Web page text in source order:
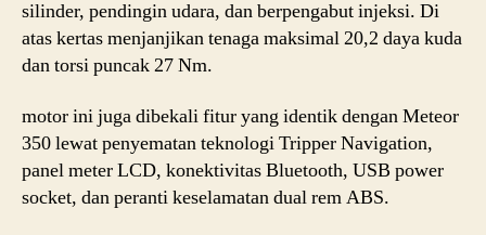
silinder, pendingin udara, dan berpengabut injeksi. Di
atas kertas menjanjikan tenaga maksimal 20,2 daya kuda
dan torsi puncak 27 Nm.
motor ini juga dibekali fitur yang identik dengan Meteor
350 lewat penyematan teknologi Tripper Navigation,
panel meter LCD, konektivitas Bluetooth, USB power
socket, dan peranti keselamatan dual rem ABS.